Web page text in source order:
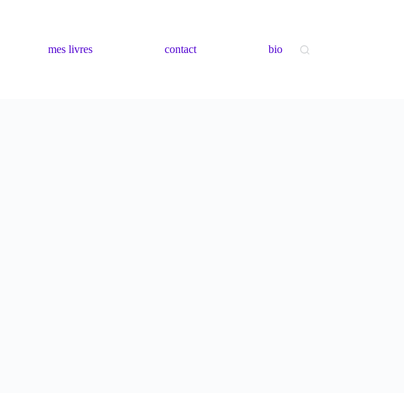
mes livres
contact bio